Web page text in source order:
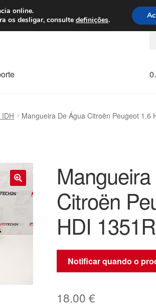
Seg-Sex, das 9h às
IDH Mangueira De Água Citroën Peugeot 1.6
🔍
Citroën
HDI
Notificar quando o
18.00 €
online.
os desligar, consulte definições.